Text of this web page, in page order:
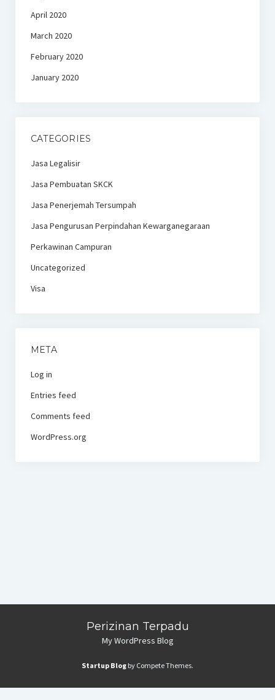
April 2020
March 2020
February 2020
January 2020
CATEGORIES
Jasa Legalisir
Jasa Pembuatan SKCK
Jasa Penerjemah Tersumpah
Jasa Pengurusan Perpindahan Kewarganegaraan
Perkawinan Campuran
Uncategorized
Visa
META
Log in
Entries feed
Comments feed
WordPress.org
Perizinan Terpadu
My WordPress Blog
Startup Blog by Compete Themes.